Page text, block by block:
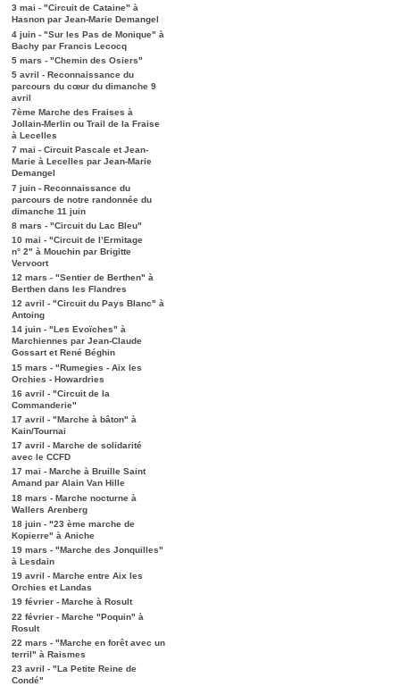
3 mai - "Circuit de Cataine" à
Hasnon par Jean-Marie Demangel
4 juin - "Sur les Pas de Monique" à
Bachy par Francis Lecocq
5 mars - "Chemin des Osiers"
5 avril - Reconnaissance du
parcours du cœur du dimanche 9
avril
7ème Marche des Fraises à
Jollain-Merlin ou Trail de la Fraise
à Lecelles
7 mai - Circuit Pascale et Jean-
Marie à Lecelles par Jean-Marie
Demangel
7 juin - Reconnaissance du
parcours de notre randonnée du
dimanche 11 juin
8 mars - "Circuit du Lac Bleu"
10 mai - "Circuit de l’Ermitage
n° 2" à Mouchin par Brigitte
Vervoort
12 mars - "Sentier de Berthen" à
Berthen dans les Flandres
12 avril - "Circuit du Pays Blanc" à
Antoing
14 juin - "Les Evoïches" à
Marchiennes par Jean-Claude
Gossart et René Béghin
15 mars - "Rumegies - Aix les
Orchies - Howardries
16 avril - "Circuit de la
Commanderie"
17 avril - "Marche à bâton" à
Kain/Tournai
17 avril - Marche de solidarité
avec le CCFD
17 mai - Marche à Bruille Saint
Amand par Alain Van Hille
18 mars - Marche nocturne à
Wallers Arenberg
18 juin - "23 ème marche de
Kopierre" à Aniche
19 mars - "Marche des Jonquilles"
à Lesdain
19 avril - Marche entre Aix les
Orchies et Landas
19 février - Marche à Rosult
22 février - Marche "Poquin" à
Rosult
22 mars - "Marche en forêt avec un
terril" à Raismes
23 avril - "La Petite Reine de
Condé"